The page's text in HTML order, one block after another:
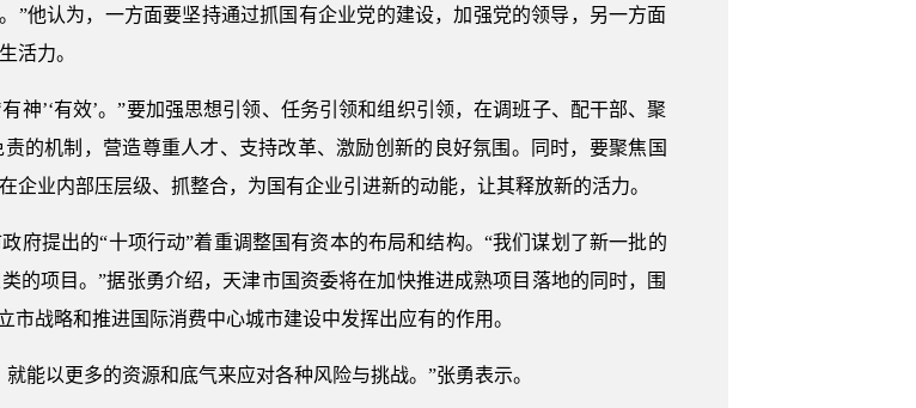
”他认为，一方面要坚持通过抓国有企业党的建设，加强党的领导，另一方面
活力。
’‘有效’。”要加强思想引领、任务引领和组织引领，在调班子、配干部、聚
的机制，营造尊重人才、支持改革、激励创新的良好氛围。同时，要聚焦国
业内部压层级、抓整合，为国有企业引进新的动能，让其释放新的活力。
提出的“十项行动”着重调整国有资本的布局和结构。“我们谋划了新一批的
的项目。”据张勇介绍，天津市国资委将在加快推进成熟项目落地的同时，围
战略和推进国际消费中心城市建设中发挥出应有的作用。
以更多的资源和底气来应对各种风险与挑战。”张勇表示。